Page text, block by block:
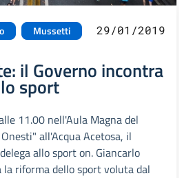
Mussetti 29/01/2019
il Governo incontra
sport
11.00 nell'Aula Magna del
all'Acqua Acetosa, il
allo sport on. Giancarlo
riforma dello sport voluta dal